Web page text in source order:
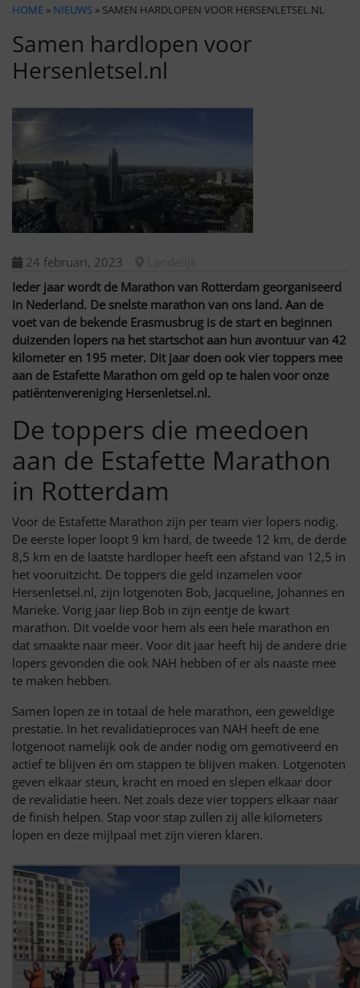
HOME » NIEUWS » SAMEN HARDLOPEN VOOR HERSENLETSEL.NL
Samen hardlopen voor
Hersenletsel.nl
24 februari, 2023
Ieder jaar wordt de Marathon van Rotterdam georganiseerd
in Nederland. De snelste marathon van ons land. Aan de
voet van de bekende Erasmusbrug is de start en beginnen
duizenden lopers na het startschot aan hun avontuur van 42
kilometer en 195 meter. Dit jaar doen ook vier toppers mee
aan de Estafette Marathon om geld op te halen voor onze
patiëntenvereniging Hersenletsel.nl.
De toppers die meedoen
aan de Estafette Marathon
in Rotterdam
Voor de Estafette Marathon zijn per team vier lopers nodig.
De eerste loper loopt 9 km hard, de tweede 12 km, de derde
8,5 km en de laatste hardloper heeft een afstand van 12,5 in
het vooruitzicht. De toppers die geld inzamelen voor
Hersenletsel.nl, zijn lotgenoten Bob, Jacqueline, Johannes en
Marieke. Vorig jaar liep Bob in zijn eentje de kwart
marathon. Dit voelde voor hem als een hele marathon en
dat smaakte naar meer. Voor dit jaar heeft hij de andere drie
lopers gevonden die ook NAH hebben of er als naaste mee
te maken hebben.
Samen lopen ze in totaal de hele marathon, een geweldige
prestatie. In het revalidatieproces van NAH heeft de ene
lotgenoot namelijk ook de ander nodig om gemotiveerd en
actief te blijven én om stappen te blijven maken. Lotgenoten
geven elkaar steun, kracht en moed en slepen elkaar door
de revalidatie heen. Net zoals deze vier toppers elkaar naar
de finish helpen. Stap voor stap zullen zij alle kilometers
lopen en deze mijlpaal met zijn vieren klaren.